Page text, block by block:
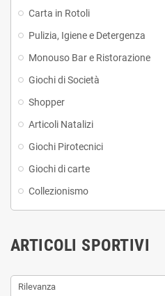
Carta in Rotoli
Pulizia, Igiene e Detergenza
Monouso Bar e Ristorazione
Giochi di Società
Shopper
Articoli Natalizi
Giochi Pirotecnici
Giochi di carte
Collezionismo
ARTICOLI SPORTIVI
Rilevanza